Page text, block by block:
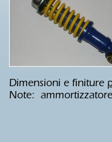
Dimensioni e finiture
Note: